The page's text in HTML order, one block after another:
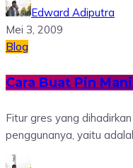
Edward Adiputra
Mei 3, 2009
Blog
Cara Buat Pin
Fitur gres yang
penggunanya, yaitu